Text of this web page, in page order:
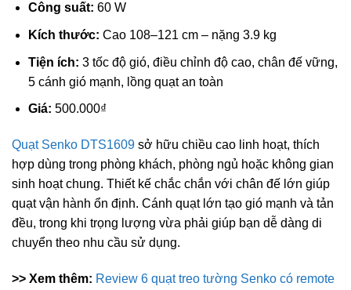
Công suất: 60 W
Kích thước: Cao 108–121 cm – nặng 3.9 kg
Tiện ích: 3 tốc độ gió, điều chỉnh độ cao, chân đế vững,
5 cánh gió mạnh, lồng quạt an toàn
Giá: 500.000₫
Quạt Senko DTS1609 sở hữu chiều cao linh hoạt, thích
hợp dùng trong phòng khách, phòng ngủ hoặc không gian
sinh hoạt chung. Thiết kế chắc chắn với chân đế lớn giúp
quạt vận hành ổn định. Cánh quạt lớn tạo gió mạnh và tản
đều, trong khi trọng lượng vừa phải giúp bạn dễ dàng di
chuyển theo nhu cầu sử dụng.
>> Xem thêm: Review 6 quạt treo tường Senko có remote